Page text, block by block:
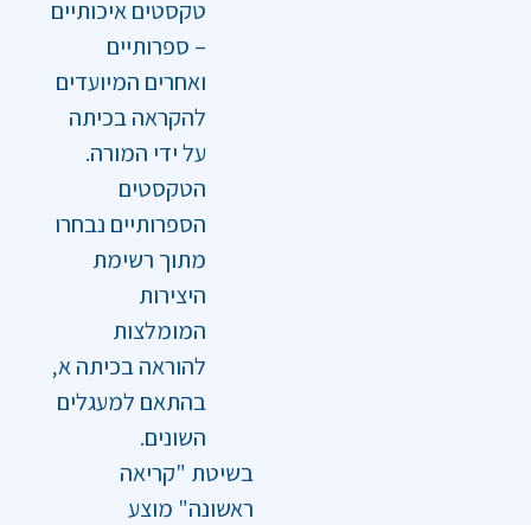
טקסטים איכותיים
– ספרותיים
ואחרים המיועדים
להקראה בכיתה
על ידי המורה.
הטקסטים
הספרותיים נבחרו
מתוך רשימת
היצירות
המומלצות
להוראה בכיתה א‚
בהתאם למעגלים
השונים.
בשיטת "קריאה
ראשונה" מוצע